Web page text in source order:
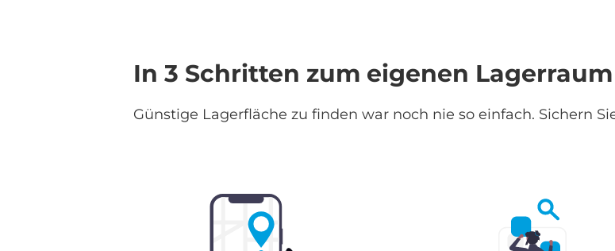
In 3 Schritten zum eigenen Lagerraum
Günstige Lagerfläche zu finden war noch nie so einfach. Sichern